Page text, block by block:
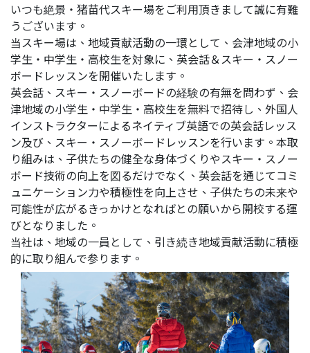
いつも絶景・猪苗代スキー場をご利用頂きまして誠に有難
うございます。
当スキー場は、地域貢献活動の一環として、会津地域の小
学生・中学生・高校生を対象に、英会話＆スキー・スノー
ボードレッスンを開催いたします。
英会話、スキー・スノーボードの経験の有無を問わず、会
津地域の小学生・中学生・高校生を無料で招待し、外国人
インストラクターによるネイティブ英語での英会話レッス
ン及び、スキー・スノーボードレッスンを行います。本取
り組みは、子供たちの健全な身体づくりやスキー・スノー
ボード技術の向上を図るだけでなく、英会話を通じてコミ
ュニケーション力や積極性を向上させ、子供たちの未来や
可能性が広がるきっかけとなればとの願いから開校する運
びとなりました。
当社は、地域の一員として、引き続き地域貢献活動に積極
的に取り組んで参ります。